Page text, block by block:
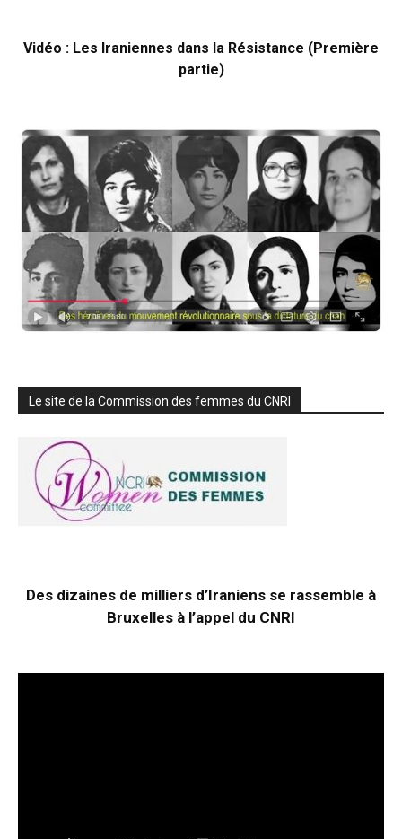
Vidéo : Les Iraniennes dans la Résistance (Première
partie)
Le site de la Commission des femmes du CNRI
Des dizaines de milliers d’Iraniens se rassemble à
Bruxelles à l’appel du CNRI